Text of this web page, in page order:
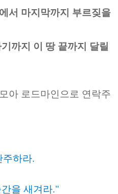
서 마지막까지 부르짖을
까지 이 땅 끝까지 달릴
아 로드마인으로 연락주
주하라.
을 새겨라."